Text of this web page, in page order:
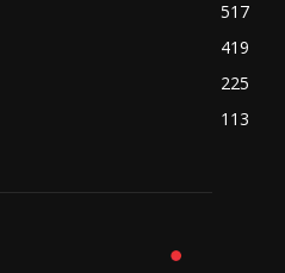
517
419
225
113